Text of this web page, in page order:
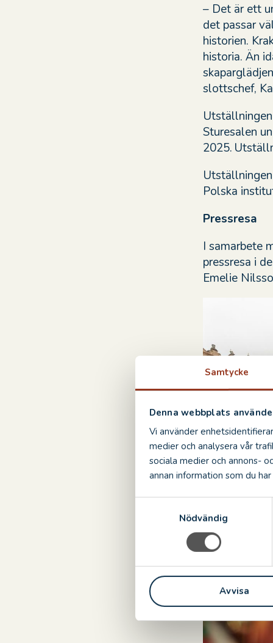
Samtycke
Denna webbplats
Vi använder
medier och analysera vår
sociala medier och annons-
annan information som du
s
Nödvändig
Avvisa
– Det är ett
det passar
historien.
historia. Än
slottschef,
Sturesalen
2025.
Polska
Pressresa
I samarbete
pressresa i
Emelie